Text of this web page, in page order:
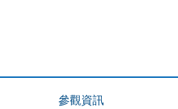
參觀資訊